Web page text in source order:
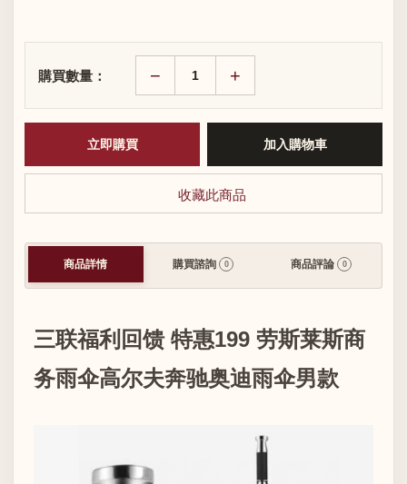
購買數量： +
−
收藏此商品
商品詳情 購買諮詢 0 商品評論 0
三联福利回馈 特惠199 劳斯莱斯商
务雨伞高尔夫奔驰奥迪雨伞男款